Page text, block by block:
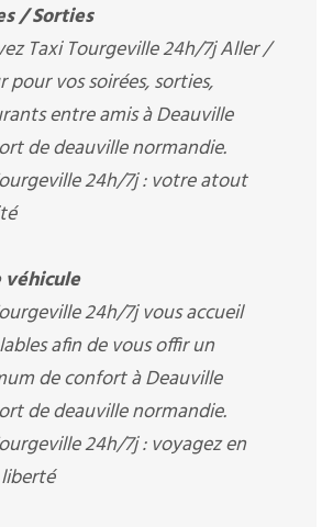
/ Sorties
Taxi Tourgeville 24h/7j Aller /
pour vos soirées, sorties,
entre amis à Deauville
de deauville normandie.
24h/7j : votre atout
24h/7j vous accueil
afin de vous offir un
de confort à Deauville
de deauville normandie.
24h/7j : voyagez en